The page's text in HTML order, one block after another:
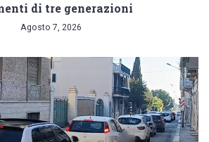
di tre generazioni
Agosto 7, 2026